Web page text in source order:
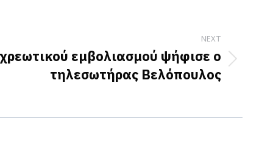
NEXT
εμβολιασμού ψήφισε ο
τηλεσωτήρας Βελόπουλος